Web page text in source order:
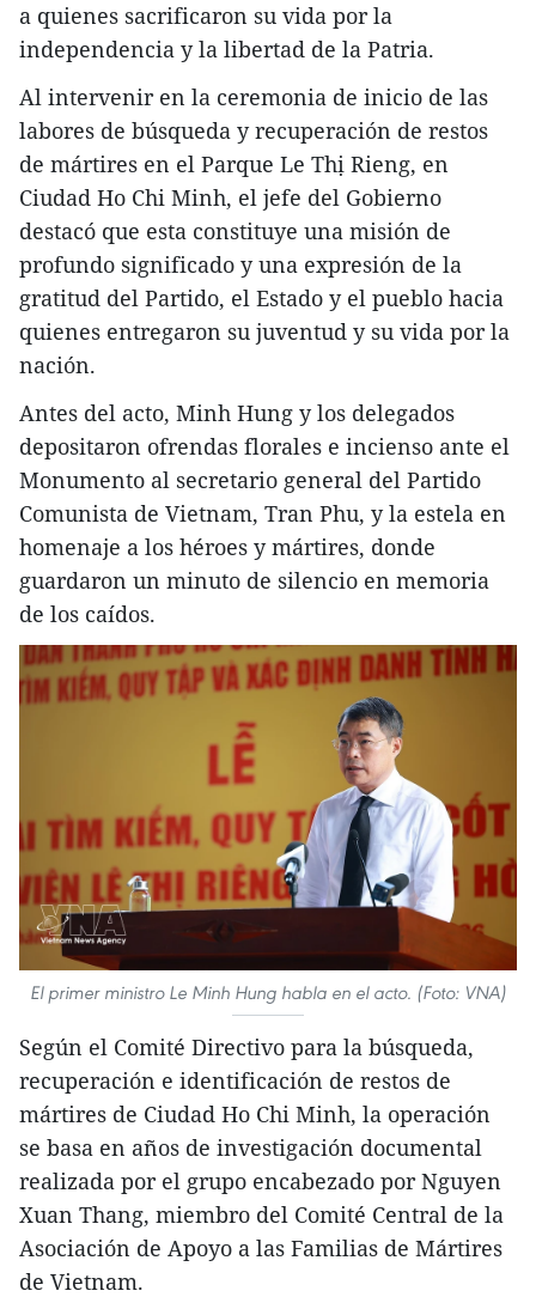
a quienes sacrificaron su vida por la
independencia y la libertad de la Patria.
Al intervenir en la ceremonia de inicio de las
labores de búsqueda y recuperación de restos
de mártires en el Parque Le Thị Rieng, en
Ciudad Ho Chi Minh, el jefe del Gobierno
destacó que esta constituye una misión de
profundo significado y una expresión de la
gratitud del Partido, el Estado y el pueblo hacia
quienes entregaron su juventud y su vida por la
nación.
Antes del acto, Minh Hung y los delegados
depositaron ofrendas florales e incienso ante el
Monumento al secretario general del Partido
Comunista de Vietnam, Tran Phu, y la estela en
homenaje a los héroes y mártires, donde
guardaron un minuto de silencio en memoria
de los caídos.
El primer ministro Le Minh Hung habla en el acto. (Foto: VNA)
Según el Comité Directivo para la búsqueda,
recuperación e identificación de restos de
mártires de Ciudad Ho Chi Minh, la operación
se basa en años de investigación documental
realizada por el grupo encabezado por Nguyen
Xuan Thang, miembro del Comité Central de la
Asociación de Apoyo a las Familias de Mártires
de Vietnam.